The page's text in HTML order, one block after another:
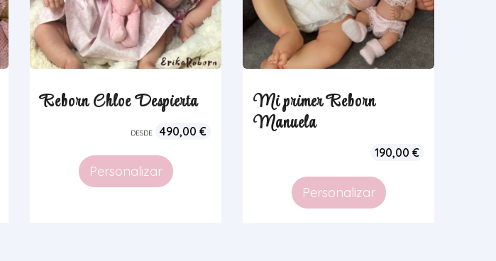
Reborn Chloe Despierta
DESDE 490,00 €
Personalizar
Mi primer Reborn
Manuela
190,00 €
Personalizar